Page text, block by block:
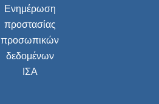
Ενημέρωση
προστασίας
προσωπικών
δεδομένων
ΙΣΑ